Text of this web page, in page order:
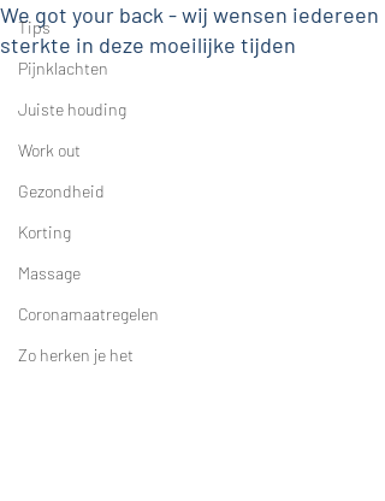
Tips
Pijnklachten
Juiste houding
Work out
Gezondheid
Korting
Massage
Coronamaatregelen
Zo herken je het
We got your back - wij wensen iedereen
sterkte in deze moeilijke tijden